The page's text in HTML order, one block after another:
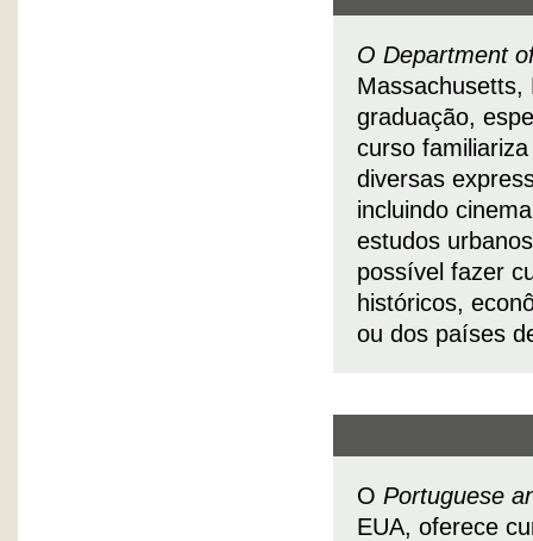
O Department
Massachusetts,
graduação,
curso
diversas
incluindo
estudos
possível fazer
históricos,
ou dos países
O Portuguese
EUA, oferece